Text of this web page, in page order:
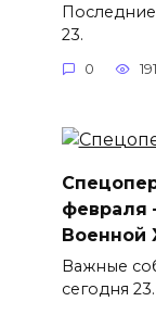
23.
0
февраля
Военной
Важные
сегодня 23.